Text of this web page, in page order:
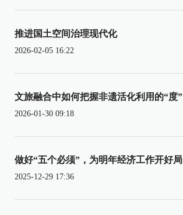
推进国土空间治理现代化
2026-02-05 16:22
文旅融合中如何把握非遗活化利用的“度”
2026-01-30 09:18
做好“五个必须”，为明年经济工作开好局
2025-12-29 17:36